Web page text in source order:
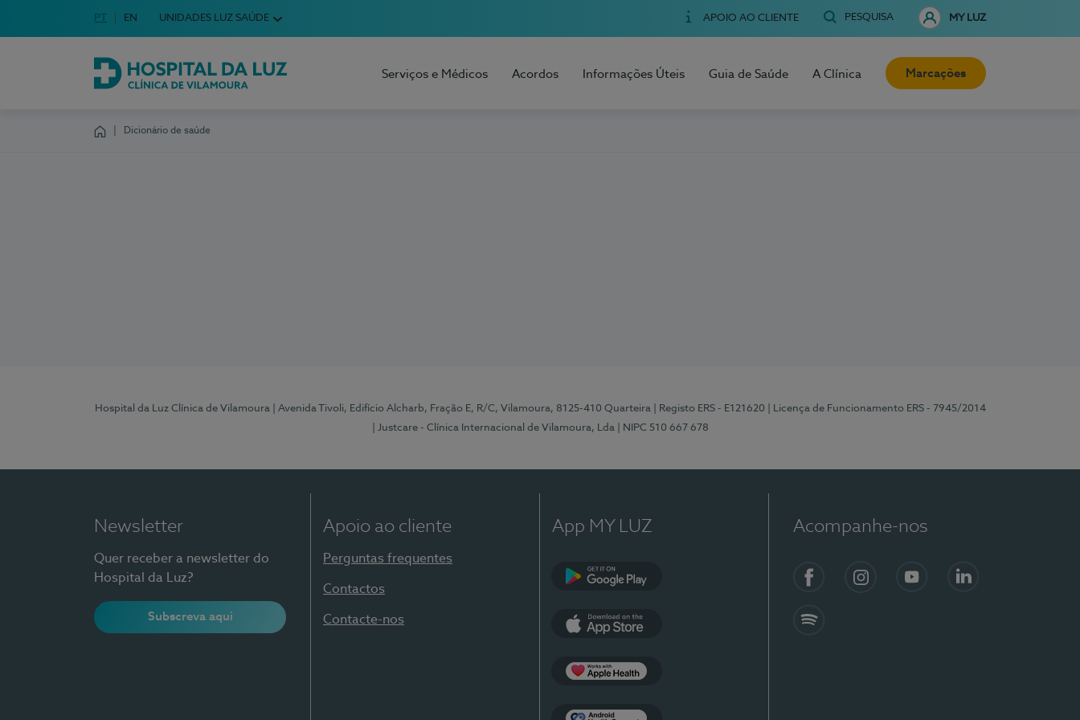
Escolha o seu idioma
Idioma em Português
PT English Language
EN UNIDADES LUZ SAÚDE APOIO AO CLIENTE PESQUISA MY LUZ
Hospital da Luz Clínica de Vilamoura
Serviços e Médicos Acordos Informações Úteis Guia de Saúde A Clínica Marcações
Dicionário de saúde
Hospital da Luz Clínica de Vilamoura | Avenida Tivoli, Edifício Alcharb, Fração E, R/C, Vilamoura, 8125-410 Quarteira | Registo ERS - E121620
| Licença de Funcionamento ERS - 7945/2014
| Justcare - Clínica Internacional de Vilamoura, Lda
| NIPC 510 667 678
Newsletter
Quer receber a newsletter do
Hospital da Luz?
Subscreva aqui
Apoio ao cliente
Perguntas frequentes
Contactos
Contacte-nos
App MY LUZ Acompanhe-nos